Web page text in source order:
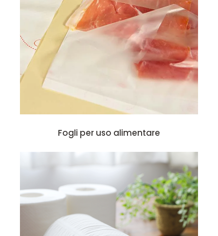
Fogli per uso alimentare